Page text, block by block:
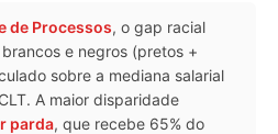
de Processos, o gap racial
e negros (pretos +
sobre a mediana salarial
A maior disparidade
parda, que recebe 65% do